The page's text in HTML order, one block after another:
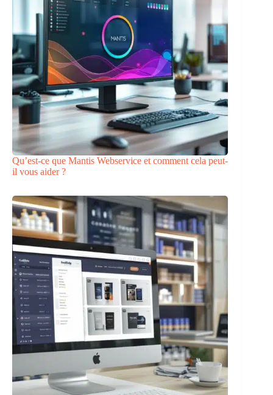
Qu’est-ce que Mantis Webservice et comment cela peut-
il vous aider ?